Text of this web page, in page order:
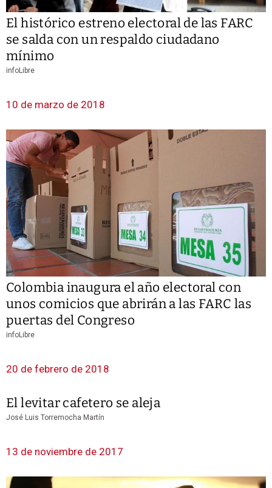
El histórico estreno electoral de las FARC
se salda con un respaldo ciudadano
mínimo
infoLibre
10 de marzo de 2018
Colombia inaugura el año electoral con
unos comicios que abrirán a las FARC las
puertas del Congreso
infoLibre
20 de febrero de 2018
El levitar cafetero se aleja
José Luis Torremocha Martín
13 de noviembre de 2017